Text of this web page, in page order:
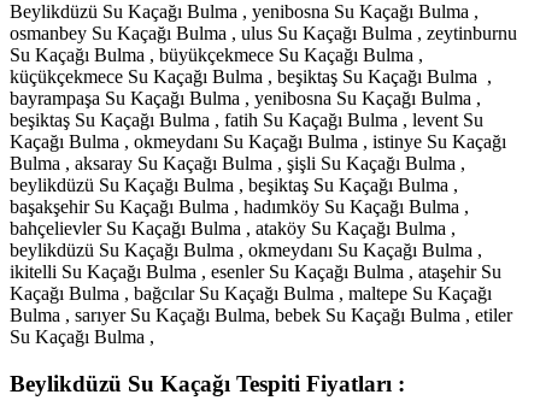
Beylikdüzü Su Kaçağı Bulma , yenibosna Su Kaçağı Bulma ,
osmanbey Su Kaçağı Bulma , ulus Su Kaçağı Bulma , zeytinburnu
Su Kaçağı Bulma , büyükçekmece Su Kaçağı Bulma ,
küçükçekmece Su Kaçağı Bulma , beşiktaş Su Kaçağı Bulma ,
bayrampaşa Su Kaçağı Bulma , yenibosna Su Kaçağı Bulma ,
beşiktaş Su Kaçağı Bulma , fatih Su Kaçağı Bulma , levent Su
Kaçağı Bulma , okmeydanı Su Kaçağı Bulma , istinye Su Kaçağı
Bulma , aksaray Su Kaçağı Bulma , şişli Su Kaçağı Bulma ,
beylikdüzü Su Kaçağı Bulma , beşiktaş Su Kaçağı Bulma ,
başakşehir Su Kaçağı Bulma , hadımköy Su Kaçağı Bulma ,
bahçelievler Su Kaçağı Bulma , ataköy Su Kaçağı Bulma ,
beylikdüzü Su Kaçağı Bulma , okmeydanı Su Kaçağı Bulma ,
ikitelli Su Kaçağı Bulma , esenler Su Kaçağı Bulma , ataşehir Su
Kaçağı Bulma , bağcılar Su Kaçağı Bulma , maltepe Su Kaçağı
Bulma , sarıyer Su Kaçağı Bulma, bebek Su Kaçağı Bulma , etiler
Su Kaçağı Bulma ,
Beylikdüzü Su Kaçağı Tespiti Fiyatları :